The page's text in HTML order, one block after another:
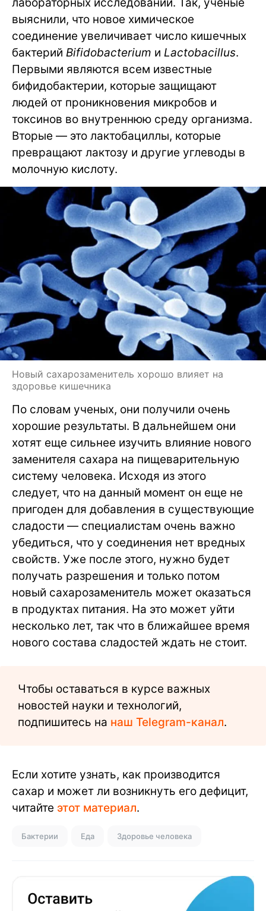
лабораторных исследований. Так, ученые
выяснили, что новое химическое
соединение увеличивает число кишечных
бактерий Bifidobacterium и Lactobacillus.
Первыми являются всем известные
бифидобактерии, которые защищают
людей от проникновения микробов и
токсинов во внутреннюю среду организма.
Вторые — это лактобациллы, которые
превращают лактозу и другие углеводы в
молочную кислоту.
Новый сахарозаменитель хорошо влияет на
здоровье кишечника
По словам ученых, они получили очень
хорошие результаты. В дальнейшем они
хотят еще сильнее изучить влияние нового
заменителя сахара на пищеварительную
систему человека. Исходя из этого
следует, что на данный момент он еще не
пригоден для добавления в существующие
сладости — специалистам очень важно
убедиться, что у соединения нет вредных
свойств. Уже после этого, нужно будет
получать разрешения и только потом
новый сахарозаменитель может оказаться
в продуктах питания. На это может уйти
несколько лет, так что в ближайшее время
нового состава сладостей ждать не стоит.
Чтобы оставаться в курсе важных
новостей науки и технологий,
подпишитесь на наш Telegram-канал.
Если хотите узнать, как производится
сахар и может ли возникнуть его дефицит,
читайте этот материал.
Бактерии Еда Здоровье человека